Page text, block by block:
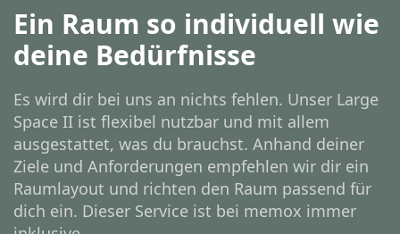
Ein Raum so individuell wie
deine Bedürfnisse
Es wird dir bei uns an nichts fehlen. Unser Large
Space II ist flexibel nutzbar und mit allem
ausgestattet, was du brauchst. Anhand deiner
Ziele und Anforderungen empfehlen wir dir ein
Raumlayout und richten den Raum passend für
dich ein. Dieser Service ist bei memox immer